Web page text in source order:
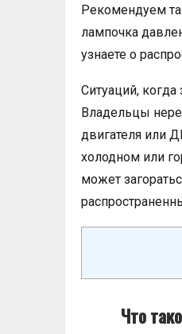
Рекомендуем
лампочка
узнаете о
Ситуаций, когда
Владельцы
двигателя или
холодном или
может
Что